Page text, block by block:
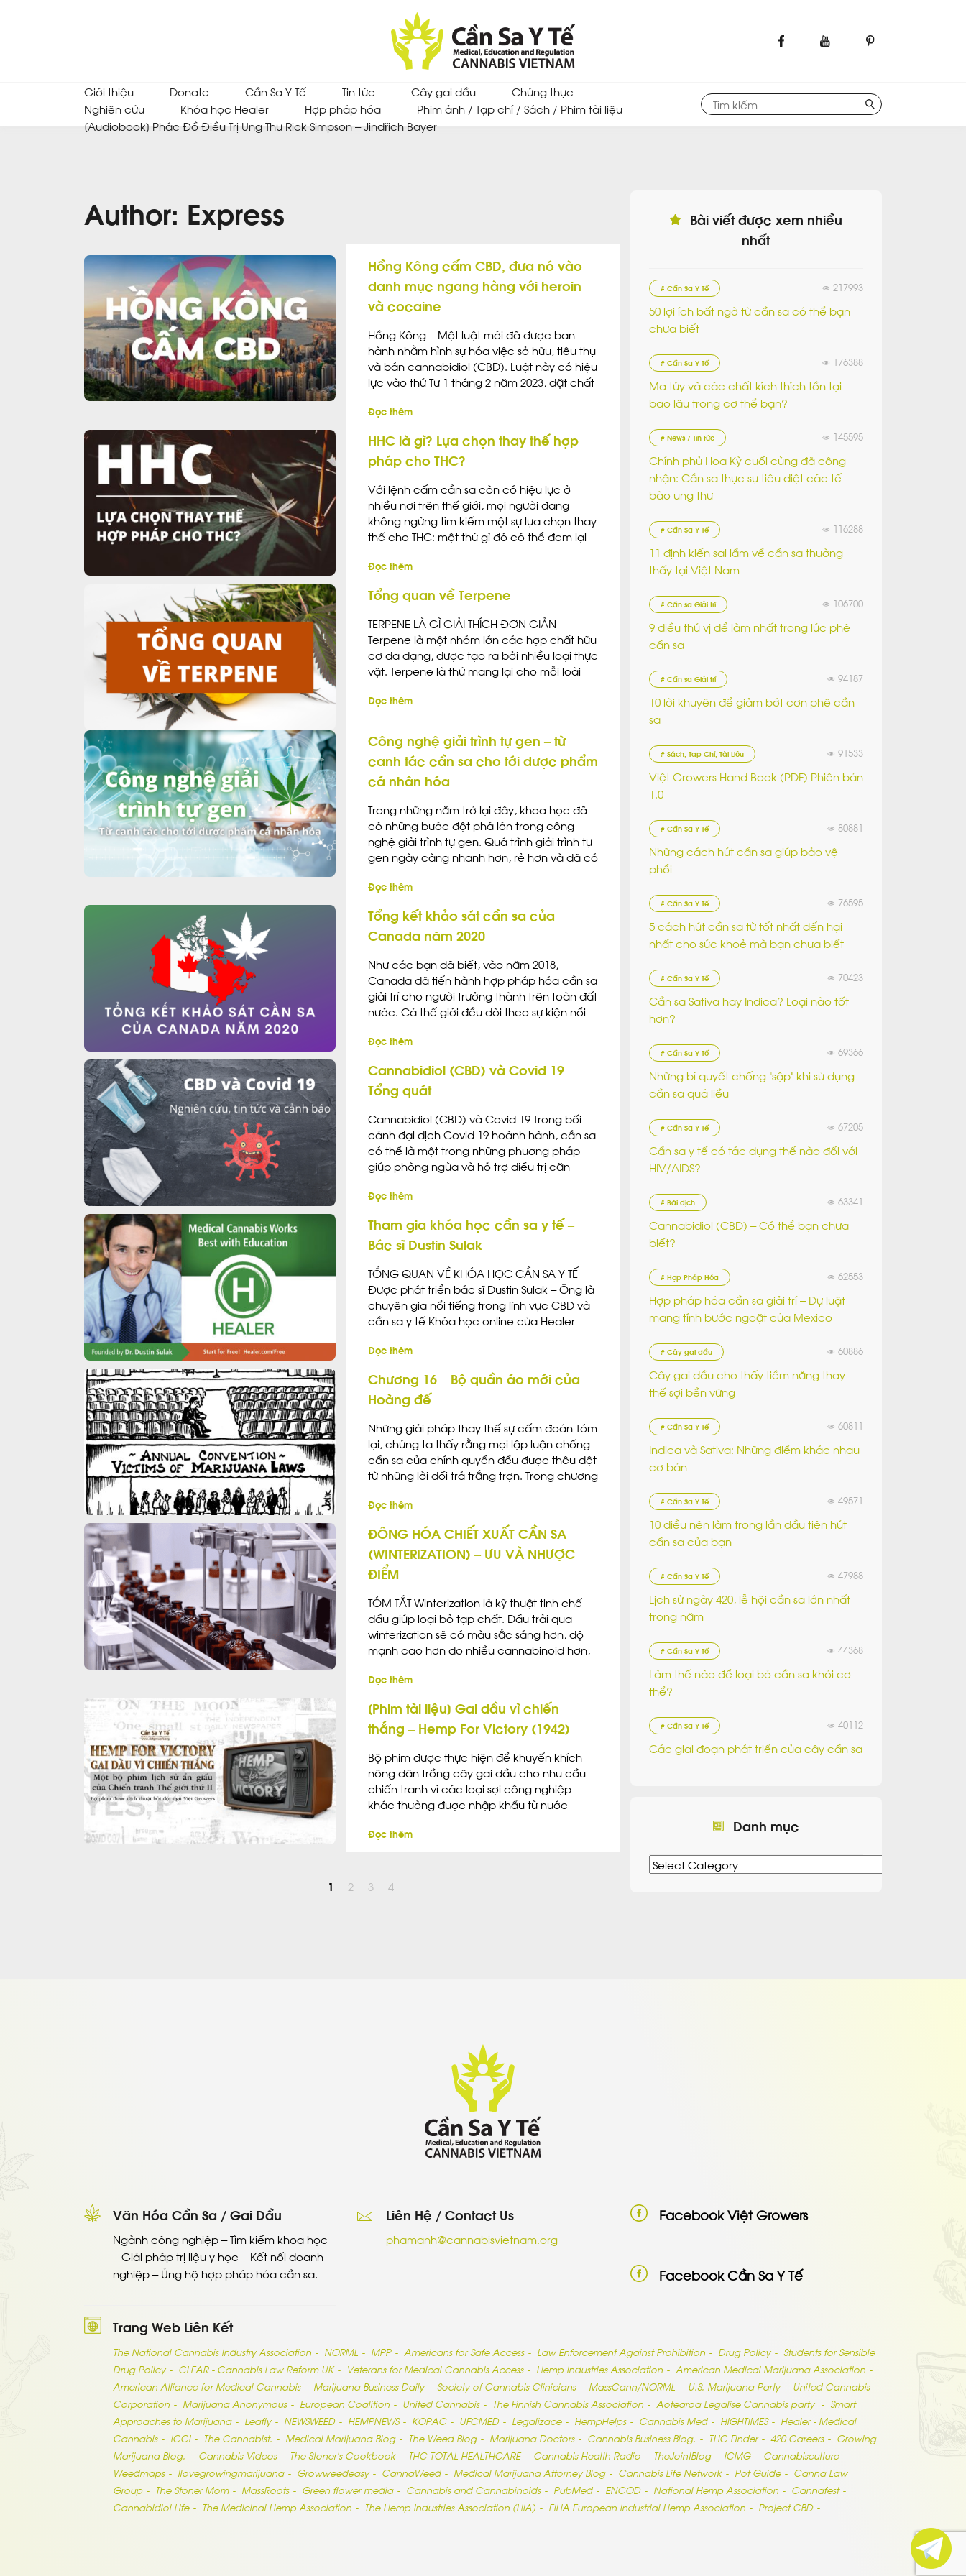
Giới thiệu Donate Cần Sa Y Tế Tin tức Cây gai dầu
Chứng thực
Nghiên cứu
Khóa học Healer Hợp pháp hóa
Phim ảnh / Tạp chí / Sách / Phim tài liệu
[Audiobook] Phác Đồ Điều Trị Ung Thư Rick Simpson – Jindřich Bayer
Author: Express
Hồng Kông cấm CBD, đưa nó vào
danh mục ngang hàng với heroin
và cocaine
Hồng Kông – Một luật mới đã được ban
hành nhằm hình sự hóa việc sở hữu, tiêu thụ
và bán cannabidiol (CBD). Luật này có hiệu
lực vào thứ Tư 1 tháng 2 năm 2023, đặt chất
mặt hợp pháp. CBD là một hợp chất không
Đọc thêm
HHC là gì? Lựa chọn thay thế hợp
pháp cho THC?
Với lệnh cấm cần sa còn có hiệu lực ở
nhiều nơi trên thế giới, mọi người đang
không ngừng tìm kiếm một sự lựa chọn thay
thế cho THC: một thứ gì đó có thể đem lại
luật.
Đọc thêm
Tổng quan về Terpene
TERPENE LÀ GÌ GIẢI THÍCH ĐƠN GIẢN
Terpene là một nhóm lớn các hợp chất hữu
cơ đa dạng, được tạo ra bởi nhiều loại thực
vật. Terpene là thứ mang lại cho mỗi loài
hương và hương vị đặc trưng riêng. Hàng
Đọc thêm
Công nghệ giải trình tự gen – từ
canh tác cần sa cho tới dược phẩm
cá nhân hóa
Trong những năm trở lại đây, khoa học đã
có những bước đột phá lớn trong công
nghệ giải trình tự gen. Quá trình giải trình tự
gen ngày càng nhanh hơn, rẻ hơn và đã có
công nghiệp khác nhau. Vậy còn ngành
Đọc thêm
Tổng kết khảo sát cần sa của
Canada năm 2020
Như các bạn đã biết, vào năm 2018,
Canada đã tiến hành hợp pháp hóa cần sa
giải trí cho người trưởng thành trên toàn đất
nước. Cả thế giới đều dõi theo sự kiện nổi
như trước khi ban hành bộ luật mới, thủ
Đọc thêm
Cannabidiol (CBD) và Covid 19 –
Tổng quát
Cannabidiol (CBD) và Covid 19 Trong bối
cảnh đại dịch Covid 19 hoành hành, cần sa
có thể là một trong những phương pháp
giúp phòng ngừa và hỗ trợ điều trị căn
thể ngăn chặn việc xâm nhập của virus
Đọc thêm
Tham gia khóa học cần sa y tế –
Bác sĩ Dustin Sulak
TỔNG QUAN VỀ KHÓA HỌC CẦN SA Y TẾ
Được phát triển bác sĩ Dustin Sulak – Ông là
chuyên gia nổi tiếng trong lĩnh vực CBD và
cần sa y tế Khóa học online của Healer
chuyên gia y tế, những người đang trực tiếp
Đọc thêm
Chương 16 – Bộ quần áo mới của
Hoàng đế
Những giải pháp thay thế sự cấm đoán Tóm
lại, chúng ta thấy rằng mọi lập luận chống
cần sa của chính quyền đều được thêu dệt
từ những lời dối trá trắng trợn. Trong chương
nghiên cứu mà chính quyền không muốn
người dân […]
Đọc thêm
ĐÔNG HÓA CHIẾT XUẤT CẦN SA
(WINTERIZATION) – ƯU VÀ NHƯỢC
ĐIỂM
TÓM TẮT Winterization là kỹ thuật tinh chế
dầu giúp loại bỏ tạp chất. Dầu trải qua
winterization sẽ có màu sắc sáng hơn, độ
mạnh cao hơn do nhiều cannabinoid hơn,
tế do tecpen bị loại bỏ mất. ĐÔNG HÓA
Đọc thêm
[Phim tài liệu] Gai dầu vì chiến
thắng – Hemp For Victory (1942)
Bộ phim được thực hiện để khuyến khích
nông dân trồng cây gai dầu cho nhu cầu
chiến tranh vì các loại sợi công nghiệp
khác thường được nhập khẩu từ nước
lịch sử của cây gai dầu và các sản phẩm từ
dây thừng, vải, và các sản phẩm khác.
Đọc thêm
1 2 3 4
Bài viết được xem nhiều
nhất
# Cần Sa Y Tế 217993
50 lợi ích bất ngờ từ cần sa có thể bạn
chưa biết
# Cần Sa Y Tế 176388
Ma túy và các chất kích thích tồn tại
bao lâu trong cơ thể bạn?
# News / Tin tức 145595
Chính phủ Hoa Kỳ cuối cùng đã công
nhận: Cần sa thực sự tiêu diệt các tế
bào ung thư
# Cần Sa Y Tế 116288
11 định kiến sai lầm về cần sa thường
thấy tại Việt Nam
# Cần sa Giải trí 106700
9 điều thú vị để làm nhất trong lúc phê
cần sa
# Cần sa Giải trí 94187
10 lời khuyên để giảm bớt cơn phê cần
sa
# Sách, Tạp Chí, Tài Liệu 91533
Việt Growers Hand Book (PDF) Phiên bản
1.0
# Cần Sa Y Tế 80881
Những cách hút cần sa giúp bảo vệ
phổi
# Cần Sa Y Tế 76595
5 cách hút cần sa từ tốt nhất đến hại
nhất cho sức khoẻ mà bạn chưa biết
# Cần Sa Y Tế 70423
Cần sa Sativa hay Indica? Loại nào tốt
hơn?
# Cần Sa Y Tế 69366
Những bí quyết chống “sập” khi sử dụng
cần sa quá liều
# Cần Sa Y Tế 67205
Cần sa y tế có tác dụng thế nào đối với
HIV/AIDS?
# Bài dịch 63341
Cannabidiol (CBD) – Có thể bạn chưa
biết?
# Hợp Pháp Hóa 62553
Hợp pháp hóa cần sa giải trí – Dự luật
mang tính bước ngoặt của Mexico
# Cây gai dầu 60886
Cây gai dầu cho thấy tiềm năng thay
thế sợi bền vững
# Cần Sa Y Tế 60811
Indica và Sativa: Những điểm khác nhau
cơ bản
# Cần Sa Y Tế 49571
10 điều nên làm trong lần đầu tiên hút
cần sa của bạn
# Cần Sa Y Tế 47988
Lịch sử ngày 420, lễ hội cần sa lớn nhất
trong năm
# Cần Sa Y Tế 44368
Làm thế nào để loại bỏ cần sa khỏi cơ
thể?
# Cần Sa Y Tế 40112
Các giai đoạn phát triển của cây cần sa
Danh mục
Danh
Văn Hóa Cần Sa / Gai Dầu
Ngành công nghiệp – Tìm kiếm khoa học
– Giải pháp trị liệu y học – Kết nối doanh
nghiệp – Ủng hộ hợp pháp hóa cần sa.
Liên Hệ / Contact Us
phamanh@cannabisvietnam.org
Facebook Việt Growers
Facebook Cần Sa Y Tế
Trang Web Liên Kết
The National Cannabis Industry Association NORML MPP Americans for Safe Access Law Enforcement Against Prohibition Drug Policy
Students for Sensible
Drug Policy
CLEAR - Cannabis Law Reform UK Veterans for Medical Cannabis Access Hemp Industries Association
American Medical Marijuana Association
American Alliance for Medical Cannabis
Marijuana Business Daily Society of Cannabis Clinicians MassCann/NORML U.S. Marijuana Party
United Cannabis
Corporation
Marijuana Anonymous European Coalition United Cannabis The Finnish Cannabis Association Aotearoa Legalise Cannabis party
Smart
Approaches to Marijuana
Leafly NEWSWEED HEMPNEWS KOPAC UFCMED Legalizace HempHelps Cannabis Med HIGHTIMES
Healer - Medical
Cannabis
ICCI The Cannabist. Medical Marijuana Blog The Weed Blog Marijuana Doctors Cannabis Business Blog. THC Finder 420 Careers
Growing
Marijuana Blog.
Cannabis Videos The Stoner’s Cookbook THC TOTAL HEALTHCARE Cannabis Health Radio TheJointBlog ICMG
Cannabisculture
Weedmaps
Ilovegrowingmarijuana Growweedeasy CannaWeed Medical Marijuana Attorney Blog Cannabis Life Network Pot Guide
Canna Law
Group
The Stoner Mom MassRoots Green flower media Cannabis and Cannabinoids PubMed ENCOD National Hemp Association
Cannafest
Cannabidiol Life
The Medicinal Hemp Association The Hemp Industries Association (HIA) EIHA European Industrial Hemp Association Project CBD